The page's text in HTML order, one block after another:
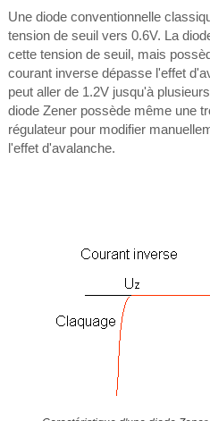
Une diode conventionnelle
tension de seuil vers 0.6V. La
cette tension de seuil, mais
courant inverse dépasse l'effet
peut aller de 1.2V jusqu'à
diode Zener possède même une
régulateur pour modifier
l'effet d'avalanche.